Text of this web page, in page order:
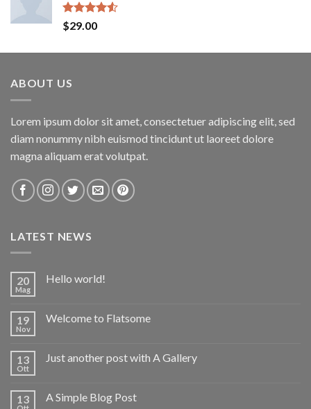
Rated
4.50
$29.00
ABOUT US
Lorem ipsum dolor sit amet, consectetuer adipiscing elit, sed
diam nonummy nibh euismod tincidunt ut laoreet dolore
magna aliquam erat volutpat.
LATEST NEWS
20
Mag
Hello world!
19
Nov
Welcome to Flatsome
13
Ott
Just another post with A Gallery
13 A Simple Blog Post